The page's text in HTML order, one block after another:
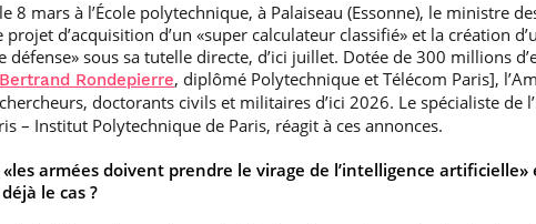
8 mars à l’École polytechnique, à Palaiseau (Essonne), le ministre
d’acquisition d’un «super calculateur classifié» et la création
défense» sous sa tutelle directe, d’ici juillet. Dotée de 300 millions
Bertrand Rondepierre, diplômé Polytechnique et Télécom Paris],
doctorants civils et militaires d’ici 2026. Le spécialiste de
– Institut Polytechnique de Paris, réagit à ces annonces.
armées doivent prendre le virage de l’intelligence artificielle»
le cas ?